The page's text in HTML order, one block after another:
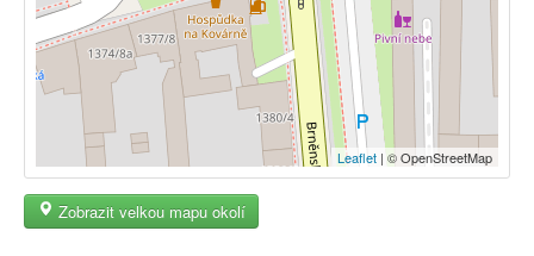
Leaflet | © OpenStreetMap
Zobrazit velkou mapu okolí